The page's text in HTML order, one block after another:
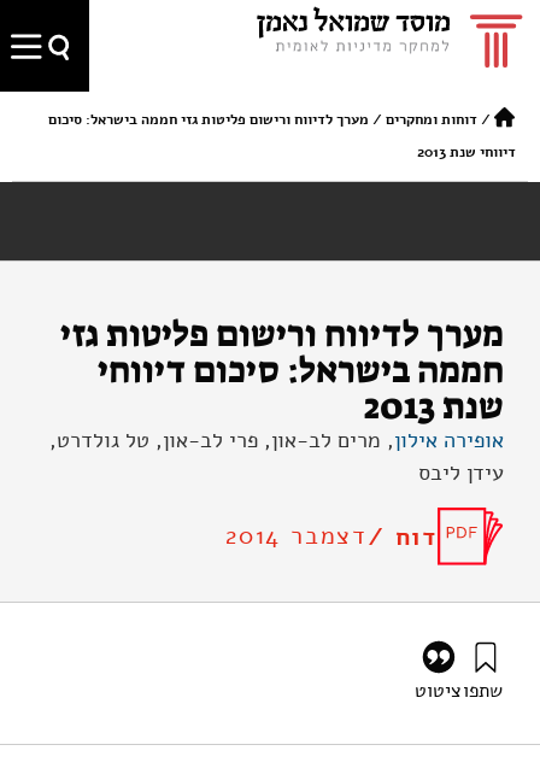
/דוחות ומחקרים / מערך לדיווח ורישום פליטות גזי חממה בישראל: סיכום
דיווחי שנת 2013
מערך לדיווח ורישום פליטות גזי
חממה בישראל: סיכום דיווחי
שנת 2013
אופירה אילון, מרים לב-און, פרי לב-און, טל גולדרט,
עידן ליבס
דוח /דצמבר 2014
שתפוציטוט